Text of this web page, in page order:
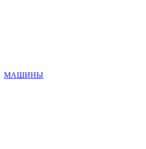
МАШИНЫ